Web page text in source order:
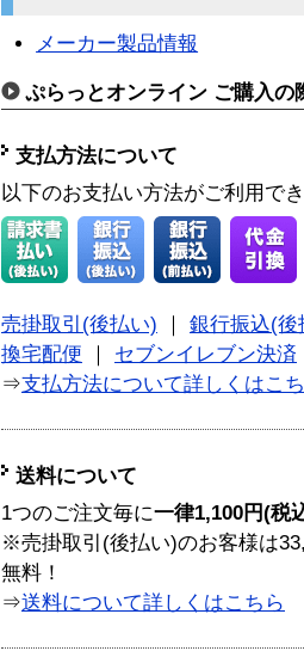
メーカー製品情報
ぷらっとオンライン ご購入の
支払方法について
以下のお支払い方法がご利用で
売掛取引(後払い)
銀行振込(後
換宅配便
セブンイレブン決済
⇒支払方法について詳しくはこ
送料について
1つのご注文毎に一律1,100円(税
※売掛取引(後払い)のお客様は
無料！
⇒送料について詳しくはこちら